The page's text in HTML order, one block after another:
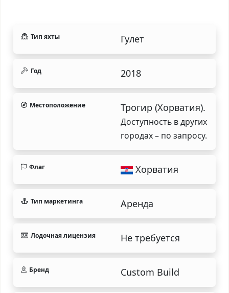
Тип яхты Гулет
Год 2018
Местоположение Трогир (Хорватия).
Доступность в других
городах – по запросу.
Флаг Хорватия
Тип маркетинга Аренда
Лодочная лицензия Не требуется
Бренд Custom Build